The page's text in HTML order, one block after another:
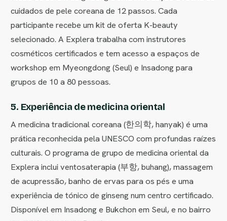
cuidados de pele coreana de 12 passos. Cada
participante recebe um kit de oferta K-beauty
selecionado. A Explera trabalha com instrutores
cosméticos certificados e tem acesso a espaços de
workshop em Myeongdong (Seul) e Insadong para
grupos de 10 a 80 pessoas.
5. Experiência de medicina oriental
A medicina tradicional coreana (한의학, hanyak) é uma
prática reconhecida pela UNESCO com profundas raízes
culturais. O programa de grupo de medicina oriental da
Explera inclui ventosaterapia (부항, buhang), massagem
de acupressão, banho de ervas para os pés e uma
experiência de tónico de ginseng num centro certificado.
Disponível em Insadong e Bukchon em Seul, e no bairro